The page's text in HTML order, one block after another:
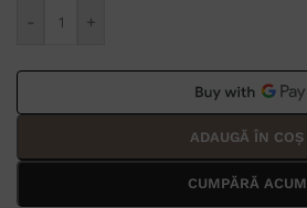
- +
ADAUGĂ ÎN COȘ
CUMPĂRĂ ACUM